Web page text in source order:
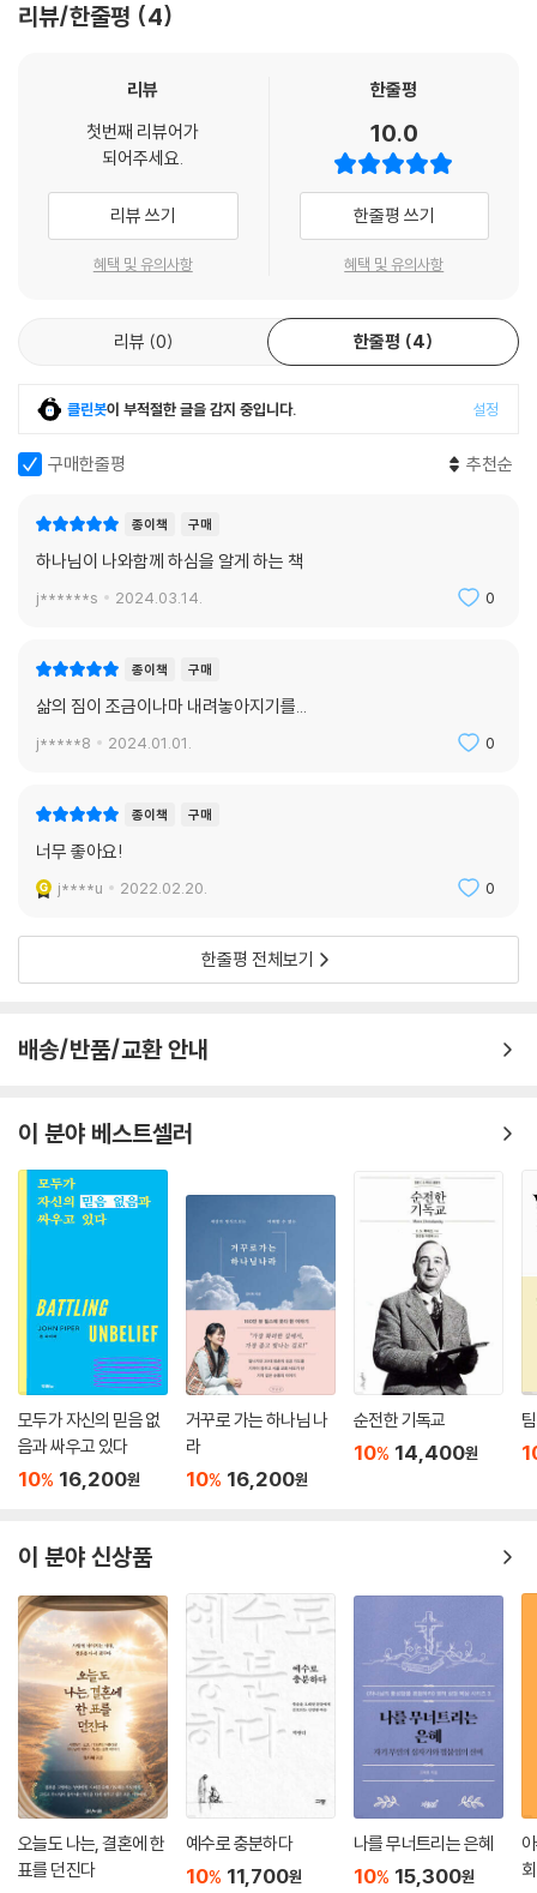
실은 말짱히 잊어버립니다.
산이 얼마나 크고 높은지 재지 말고, 산을 옮길 능력을 가진 분에게 말씀드
리십시오. 세상을 어깨에 짊어지고 가려고 끙끙거리는 대신, 우주를 지배
하시는 분과 상의하십시오. 소망이란 먼 곳을 보는 행위입니다. 지금, 어디
를 보고 있습니까?
하나님께서 소망을 주십니다. 그러므로 좀 여위게 태어났든 튼튼하게 태어
졸업장을 세어 보고 이력서를 비교합니까? 다른 사람들이 높은 자리에 앉
든 말든 문제될 게 무엇입니까? 우리는 하나님과 같은 상에 앉습니다. 그리
--- p.258
이제 짐이라곤 단 하나만 남았습니다. 죄책감의 짐은 아닙니다. 죄책감은
건 빈 무덤에 남겨 두고 왔습니다. 마지막까지 끈덕지게 남아 있는 보따리
의 정체는 고향집을 그리워하는 마음, 하나님께서 주신 바로 그 마음입니
다. 마침내 주님을 만나는 날이 오면 그제야 ‘향수의 짐’을 내려놓게 될 것
--- pp.295-296
혹시 오랜 습관을 버리지 못하고 날이 밝자마자 어제 내버렸던 짐 보따리
내려놓으십시오.
--- p.306
은 사람들의 마음에 자리 잡은 시편 23편은 ‘명의의 특효약’과도 같이 우리
준다. 죄책감의 짐을 잔뜩 지고서 다른 사람에게 은혜를 나눠 줄 수 없고,
있는데 이웃의 짐을 나눠 질 수 없듯, 우리는 사랑하는 이를 위하여 짐을 내
려놓아야 하고 하나님을 위하여 가벼운 차림으로 나서야 한다. 무엇보다
스스로 즐겁게 살기 위해 ‘내가 감당할 수 없는 과도도한 짐’ 꾸러미들을 던
져 버려야 한다. 바로 시편 23편이 지고 가자니 짜증스럽고, 그렇다고 선뜻
내려놓지도 못하는 골치 아픈 짐을 내려놓는 연습과 훈련을 하기에 더할
럼, 인생을 홀가분하게 여행하는 신앙의 고수가 되도록 우리를 단련시킬
“여러분의 걱정을 모두 하나님께 맡기십시오. 하나님께서는 여러분을 돌
리뷰/한줄평 4
리뷰
첫번째 리뷰어가
되어주세요.
리뷰 쓰기
혜택 및 유의사항
한줄평
10.0
한줄평 쓰기
혜택 및 유의사항
리뷰 0 한줄평 4
클린봇이 부적절한 글을 감지 중입니다. 설정
구매한줄평 추천순
종이책 구매
하나님이 나와함께 하심을 알게 하는 책
j******s 2024.03.14. 0
종이책 구매
삶의 짐이 조금이나마 내려놓아지기를...
j*****8 2024.01.01. 0
종이책 구매
너무 좋아요!
j****u 2022.02.20. 0
한줄평 전체보기
배송/반품/교환 안내
이 분야 베스트셀러
모두가 자신의 믿음 없
음과 싸우고 있다
10% 16,200원
거꾸로 가는 하나님 나
라
10% 16,200원
순전한 기독교
10% 14,400원
이 분야 신상품
오늘도 나는, 결혼에 한
표를 던진다
예수로 충분하다
10% 11,700원
나를 무너트리는 은혜
10% 15,300원
회